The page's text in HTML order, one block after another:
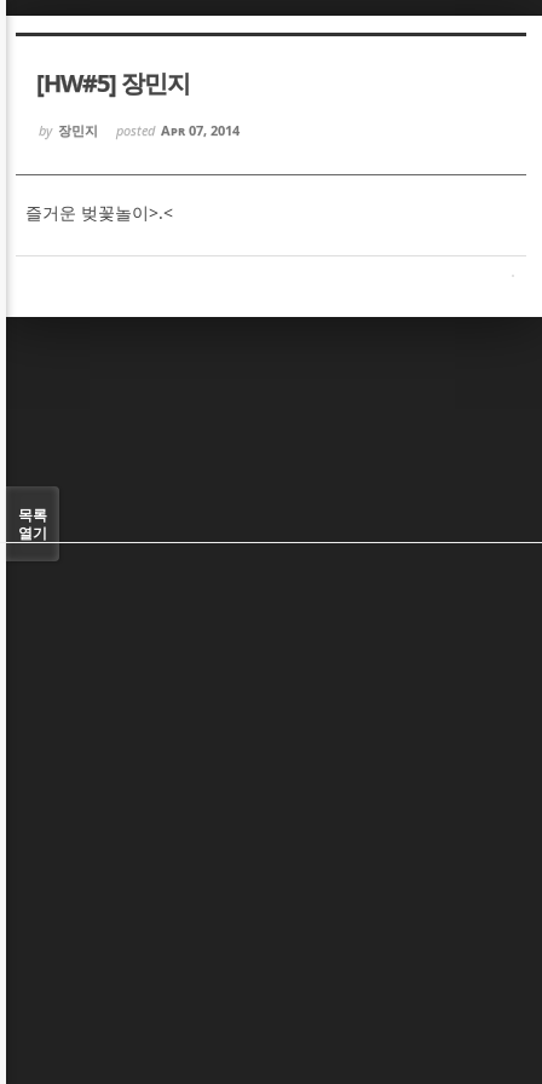
[HW#5] 장민지
by 장민지 posted Apr 07, 2014
즐거운 벚꽃놀이>.<
목록
열기
Sketchbook5, 스케치북5
Sketchbook5, 스케치북5
Sketchbook5, 스케치북5
Sketchbook5, 스케치북5